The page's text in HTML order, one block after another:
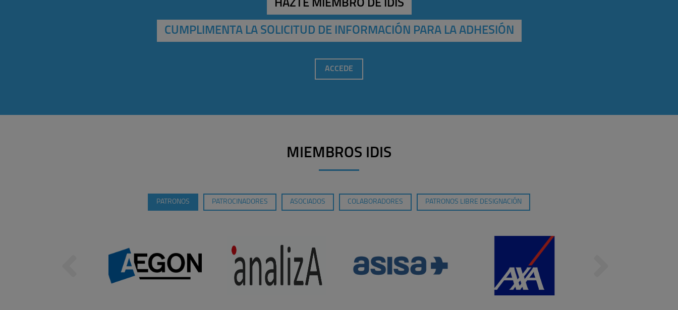
HAZTE MIEMBRO DE IDIS
CUMPLIMENTA LA SOLICITUD DE INFORMACIÓN PARA LA ADHESIÓN
ACCEDE
MIEMBROS IDIS
PATRONOS PATROCINADORES ASOCIADOS COLABORADORES PATRONOS LIBRE DESIGNACIÓN